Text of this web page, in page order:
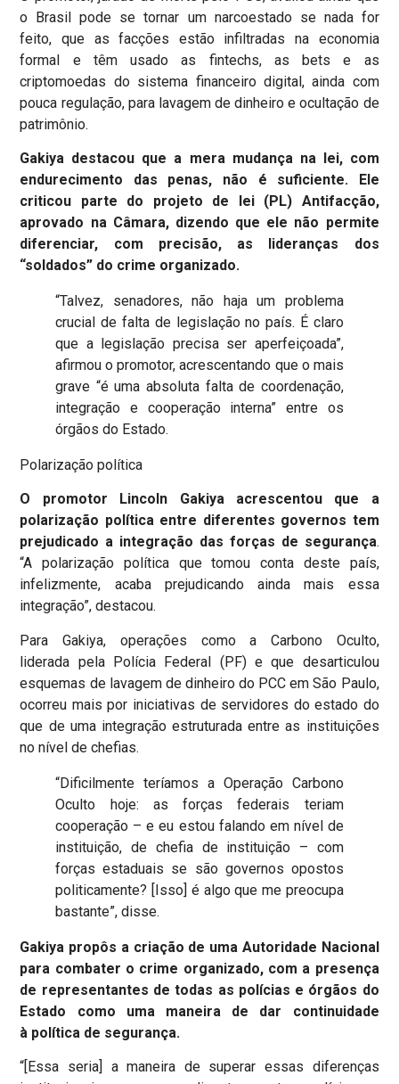
o Brasil pode se tornar um narcoestado se nada for
feito, que as facções estão infiltradas na economia
formal e têm usado as fintechs, as bets e as
criptomoedas do sistema financeiro digital, ainda com
pouca regulação, para lavagem de dinheiro e ocultação de
patrimônio.
Gakiya destacou que a mera mudança na lei, com
endurecimento das penas, não é suficiente. Ele
criticou parte do projeto de lei (PL) Antifacção,
aprovado na Câmara, dizendo que ele não permite
diferenciar, com precisão, as lideranças dos
“soldados” do crime organizado.
“Talvez, senadores, não haja um problema
crucial de falta de legislação no país. É claro
que a legislação precisa ser aperfeiçoada”,
afirmou o promotor, acrescentando que o mais
grave “é uma absoluta falta de coordenação,
integração e cooperação interna” entre os
órgãos do Estado.
Polarização política
O promotor Lincoln Gakiya acrescentou que a
polarização política entre diferentes governos tem
prejudicado a integração das forças de segurança.
“A polarização política que tomou conta deste país,
infelizmente, acaba prejudicando ainda mais essa
integração”, destacou.
Para Gakiya, operações como a Carbono Oculto,
liderada pela Polícia Federal (PF) e que desarticulou
esquemas de lavagem de dinheiro do PCC em São Paulo,
ocorreu mais por iniciativas de servidores do estado do
que de uma integração estruturada entre as instituições
no nível de chefias.
“Dificilmente teríamos a Operação Carbono
Oculto hoje: as forças federais teriam
cooperação – e eu estou falando em nível de
instituição, de chefia de instituição – com
forças estaduais se são governos opostos
politicamente? [Isso] é algo que me preocupa
bastante”, disse.
Gakiya propôs a criação de uma Autoridade Nacional
para combater o crime organizado, com a presença
de representantes de todas as polícias e órgãos do
Estado como uma maneira de dar continuidade
à política de segurança.
“[Essa seria] a maneira de superar essas diferenças